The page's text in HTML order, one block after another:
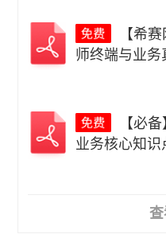
师终端与业
业务核心知识